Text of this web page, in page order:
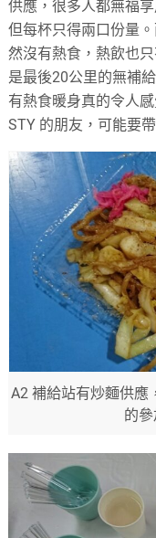
供應，很多人都無福
但每杯只得兩口份量
然沒有熱食，熱飲也
是最後20公里的無補
有熱食暖身真的令人
STY 的朋友，可能要
A2 補給站有炒麵供應
的